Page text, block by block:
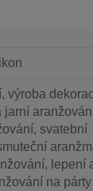
výroba
jarní
svatební
lepení
na